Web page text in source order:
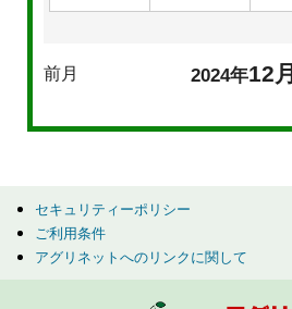
前月 2024年12月
セキュリティーポリシー
ご利用条件
アグリネットへのリンクに関して